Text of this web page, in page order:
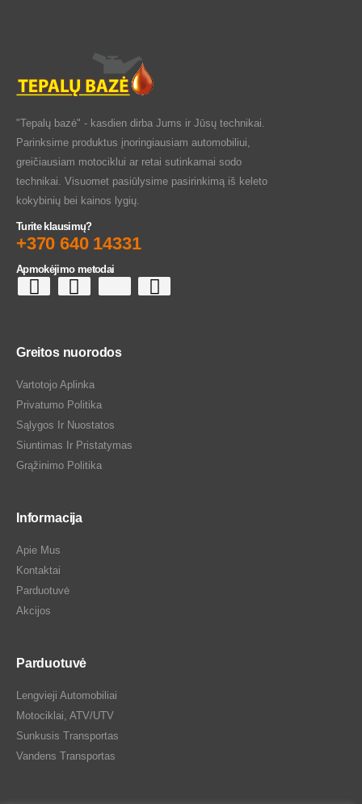
"Tepalų bazė" - kasdien dirba Jums ir Jūsų technikai.
Parinksime produktus įnoringiausiam automobiliui,
greičiausiam motociklui ar retai sutinkamai sodo
technikai. Visuomet pasiūlysime pasirinkimą iš keleto
kokybinių bei kainos lygių.
Turite klausimų?
+370 640 14331
Apmokėjimo metodai
Greitos nuorodos
Vartotojo Aplinka
Privatumo Politika
Sąlygos Ir Nuostatos
Siuntimas Ir Pristatymas
Grąžinimo Politika
Informacija
Apie Mus
Kontaktai
Parduotuvė
Akcijos
Parduotuvė
Lengvieji Automobiliai
Motociklai, ATV/UTV
Sunkusis Transportas
Vandens Transportas